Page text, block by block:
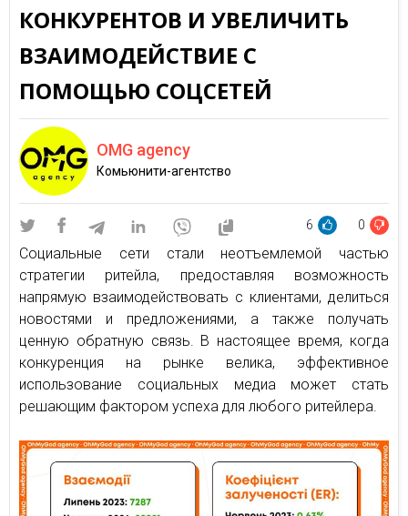
КОНКУРЕНТОВ И УВЕЛИЧИТЬ
ВЗАИМОДЕЙСТВИЕ С
ПОМОЩЬЮ СОЦСЕТЕЙ
OMG agency
Комьюнити-агентство
6 0
Социальные сети стали неотъемлемой частью
стратегии ритейла, предоставляя возможность
напрямую взаимодействовать с клиентами, делиться
новостями и предложениями, а также получать
ценную обратную связь. В настоящее время, когда
конкуренция на рынке велика, эффективное
использование социальных медиа может стать
решающим фактором успеха для любого ритейлера.